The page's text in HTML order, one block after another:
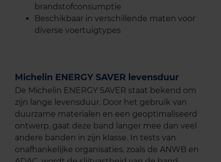
brandstofconsumptie
Beschikbaar in verschillende maten voor
diverse voertuigtypes
Michelin ENERGY SAVER levensduur
De Michelin ENERGY SAVER staat bekend om
zijn lange levensduur. Door het gebruik van
duurzame materialen en een geoptimaliseerd
ontwerp, gaat deze band langer mee dan veel
andere banden in zijn klasse. In tests van
onafhankelijke organisaties, zoals de ANWB en